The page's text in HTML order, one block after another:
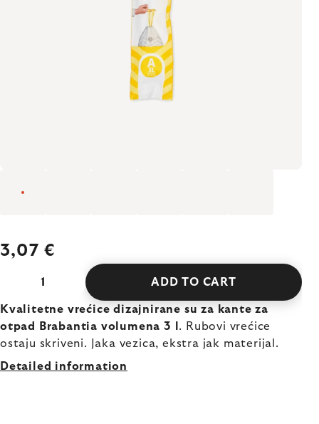
3,07 €
ADD TO CART
Kvalitetne vrećice dizajnirane su za kante za
otpad Brabantia volumena 3 l . Rubovi vrećice
ostaju skriveni. Jaka vezica, ekstra jak materijal.
Detailed information